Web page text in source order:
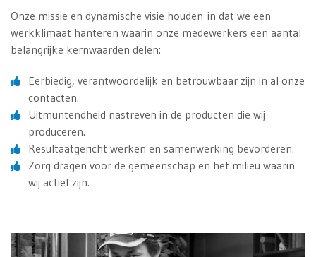
Onze missie en dynamische visie houden in dat we een
werkklimaat hanteren waarin onze medewerkers een aantal
belangrijke kernwaarden delen:
Eerbiedig, verantwoordelijk en betrouwbaar zijn in al onze
contacten.
Uitmuntendheid nastreven in de producten die wij
produceren.
Resultaatgericht werken en samenwerking bevorderen.
Zorg dragen voor de gemeenschap en het milieu waarin
wij actief zijn.